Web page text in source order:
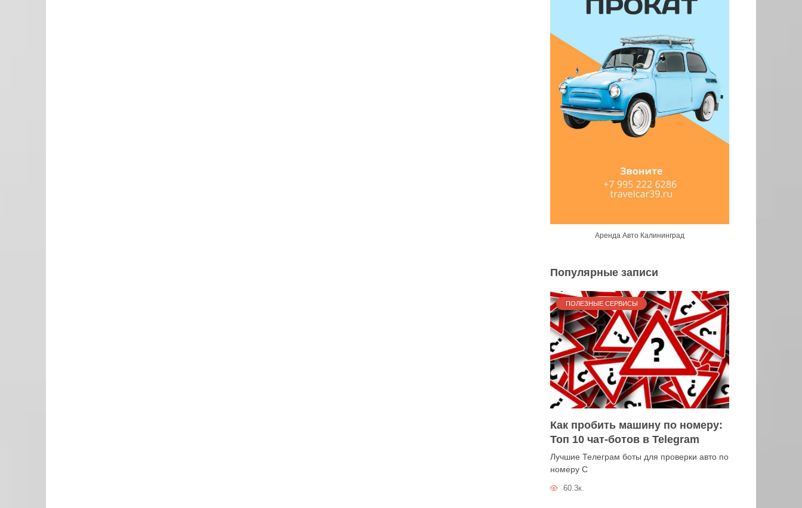
Аренда Авто Калининград
Популярные записи
ПОЛЕЗНЫЕ СЕРВИСЫ
Как пробить машину по номеру:
Топ 10 чат-ботов в Telegram
Лучшие Телеграм боты для проверки авто по
номеру С
60.3к.